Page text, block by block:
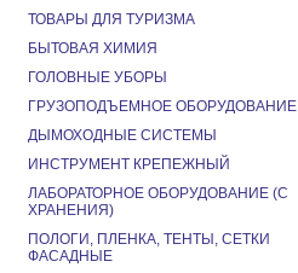
ТОВАРЫ ДЛЯ ТУРИЗМА
БЫТОВАЯ ХИМИЯ
ГОЛОВНЫЕ УБОРЫ
ГРУЗОПОДЪЕМНОЕ ОБОРУДОВАНИЕ
ДЫМОХОДНЫЕ СИСТЕМЫ
ИНСТРУМЕНТ КРЕПЕЖНЫЙ
ЛАБОРАТОРНОЕ ОБОРУДОВАНИЕ (С
ХРАНЕНИЯ)
ПОЛОГИ, ПЛЕНКА, ТЕНТЫ, СЕТКИ
ФАСАДНЫЕ